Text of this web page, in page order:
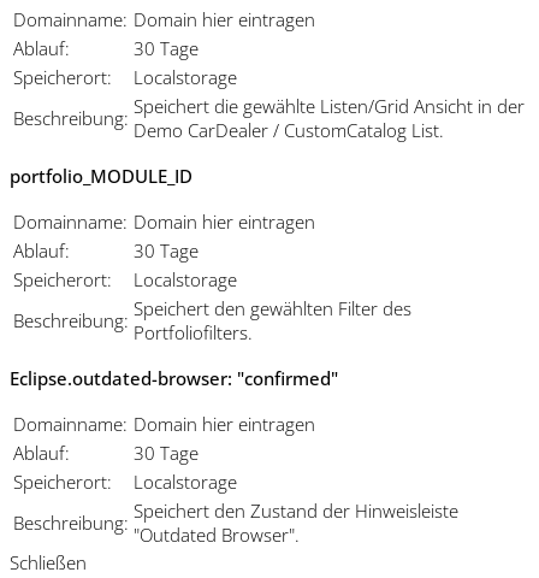
Domainname: Domain hier eintragen
Ablauf:
30 Tage
Speicherort:
Localstorage
Beschreibung: Speichert die gewählte Listen/Grid Ansicht in der
Demo CarDealer / CustomCatalog List.
portfolio_MODULE_ID
Domainname: Domain hier eintragen
Ablauf:
30 Tage
Speicherort:
Localstorage
Beschreibung: Speichert den gewählten Filter des
Portfoliofilters.
Eclipse.outdated-browser: "confirmed"
Domainname: Domain hier eintragen
Ablauf:
30 Tage
Speicherort:
Localstorage
Beschreibung: Speichert den Zustand der Hinweisleiste
"Outdated Browser".
Schließen